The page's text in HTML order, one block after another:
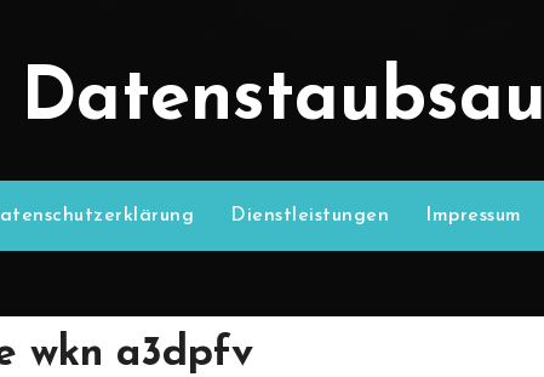
Dienstleistungen Impressum
wkn a3dpfv